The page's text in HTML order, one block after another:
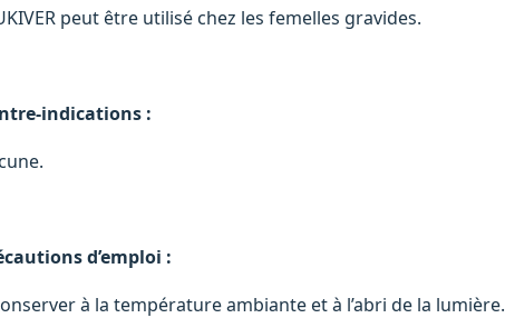
peut être utilisé chez les femelles gravides.
indications :
d’emploi :
à la température ambiante et à l’abri de la lumière.